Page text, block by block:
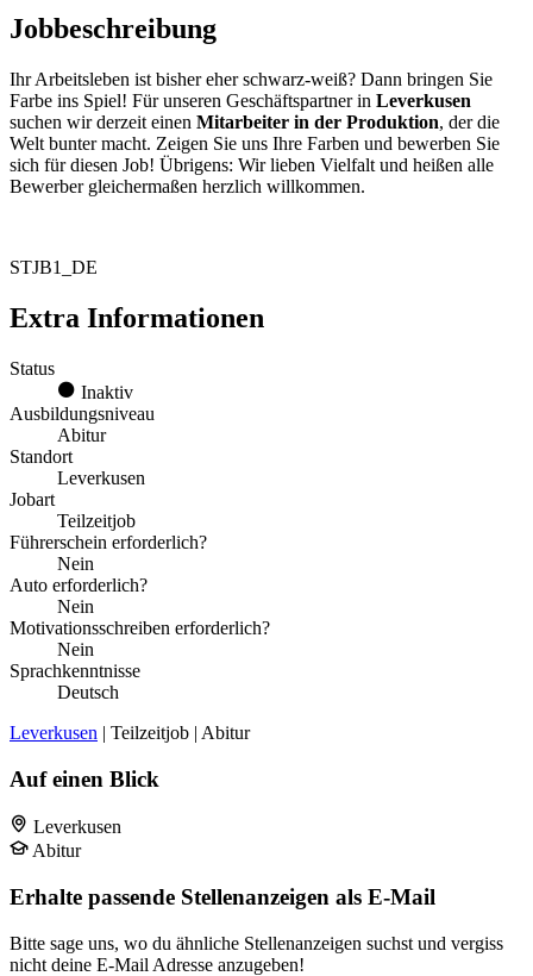
Jobbeschreibung
Ihr Arbeitsleben ist bisher eher schwarz-weiß? Dann bringen Sie
Farbe ins Spiel! Für unseren Geschäftspartner in Leverkusen
suchen wir derzeit einen Mitarbeiter in der Produktion, der die
Welt bunter macht. Zeigen Sie uns Ihre Farben und bewerben Sie
sich für diesen Job! Übrigens: Wir lieben Vielfalt und heißen alle
Bewerber gleichermaßen herzlich willkommen.
STJB1_DE
Extra Informationen
Status
Inaktiv
Ausbildungsniveau
Abitur
Standort
Leverkusen
Jobart
Teilzeitjob
Führerschein erforderlich?
Nein
Auto erforderlich?
Nein
Motivationsschreiben erforderlich?
Nein
Sprachkenntnisse
Deutsch
Leverkusen | Teilzeitjob | Abitur
Auf einen Blick
Leverkusen
Abitur
Erhalte passende Stellenanzeigen als E-Mail
Bitte sage uns, wo du ähnliche Stellenanzeigen suchst und vergiss
nicht deine E-Mail Adresse anzugeben!